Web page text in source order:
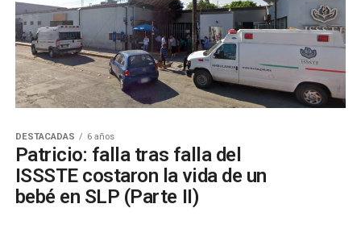
DESTACADAS 6 años
Patricio: falla tras falla del
ISSSTE costaron la vida de un
bebé en SLP (Parte II)